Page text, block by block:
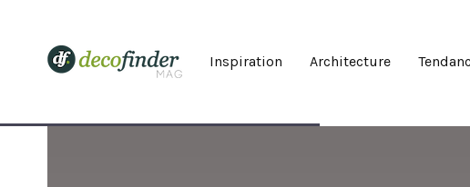
Inspiration Architecture